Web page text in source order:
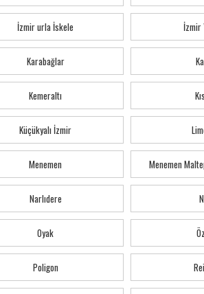
İzmir urla İskele İzmir
Karabağlar
Kemeraltı
Küçükyalı İzmir
Menemen Menemen
Narlıdere
Oyak
Poligon